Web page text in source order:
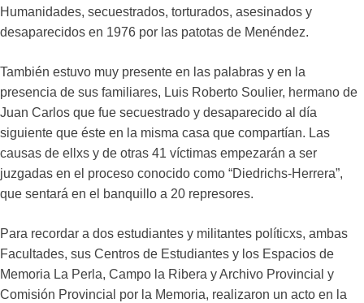
Humanidades, secuestrados, torturados, asesinados y
desaparecidos en 1976 por las patotas de Menéndez.
También estuvo muy presente en las palabras y en la
presencia de sus familiares, Luis Roberto Soulier, hermano de
Juan Carlos que fue secuestrado y desaparecido al día
siguiente que éste en la misma casa que compartían. Las
causas de ellxs y de otras 41 víctimas empezarán a ser
juzgadas en el proceso conocido como “Diedrichs-Herrera”,
que sentará en el banquillo a 20 represores.
Para recordar a dos estudiantes y militantes políticxs, ambas
Facultades, sus Centros de Estudiantes y los Espacios de
Memoria La Perla, Campo la Ribera y Archivo Provincial y
Comisión Provincial por la Memoria, realizaron un acto en la